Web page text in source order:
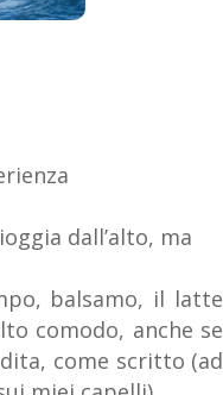
dall’alto, ma
balsamo, il latte
comodo, anche se
come scritto (ad